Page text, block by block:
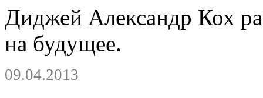
Диджей Александр Кох
на будущее.
09.04.2013